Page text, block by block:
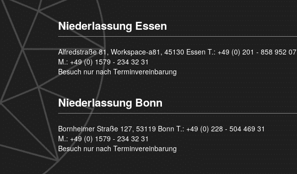
Niederlassung Essen
Alfredstraße 81, Workspace-a81, 45130 Essen T.: +49 (0) 201 - 858 952 07
M.: +49 (0) 1579 - 234 32 31
Besuch nur nach Terminvereinbarung
Niederlassung Bonn
Bornheimer Straße 127, 53119 Bonn T.: +49 (0) 228 - 504 469 31
M.: +49 (0) 1579 - 234 32 31
Besuch nur nach Terminvereinbarung